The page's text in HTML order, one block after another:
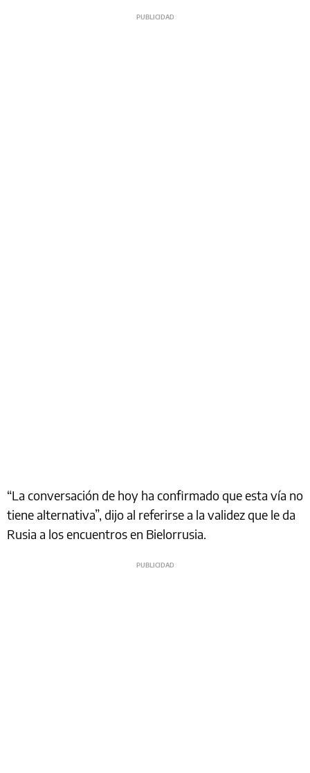
“La conversación de hoy ha confirmado que esta vía no
tiene alternativa”, dijo al referirse a la validez que le da
Rusia a los encuentros en Bielorrusia.